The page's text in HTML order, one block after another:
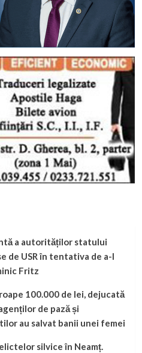
a autorităților statului
de USR în tentativa de a-l
Fritz
100.000 de lei, dejucată
de pază și
au salvat banii unei femei
silvice în Neamț.